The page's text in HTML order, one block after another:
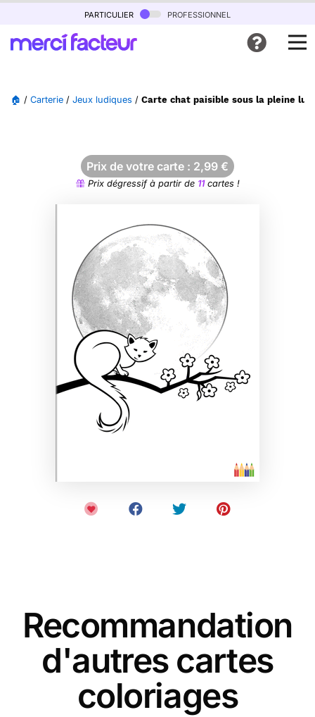
particulier professionnel
🏠 / Carterie / Jeux ludiques / Carte chat paisible sous la pleine
Prix de votre carte : 2,99 €
Prix dégressif à partir de 11cartes !
Recommandation
d'autres cartes
coloriages